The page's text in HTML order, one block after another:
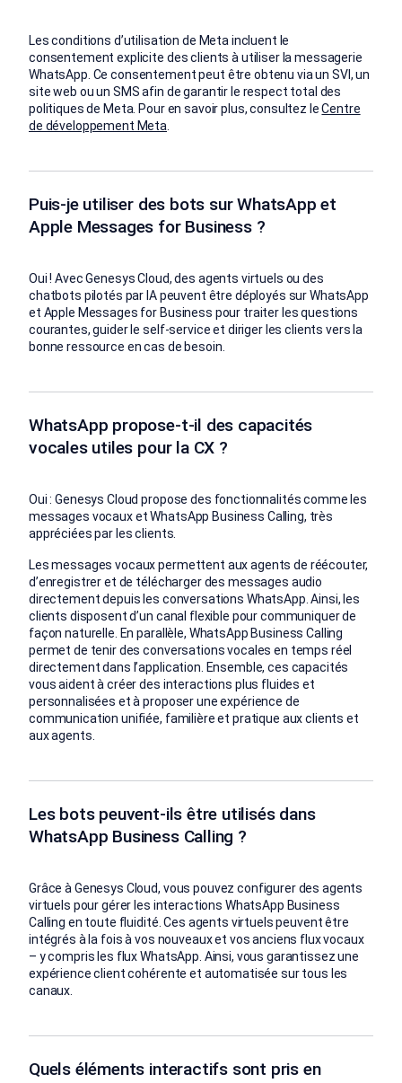
Les conditions d’utilisation de Meta incluent le
consentement explicite des clients à utiliser la messagerie
WhatsApp. Ce consentement peut être obtenu via un SVI, un
site web ou un SMS afin de garantir le respect total des
politiques de Meta. Pour en savoir plus, consultez leCentre
de développement Meta
Puis-je utiliser des bots sur WhatsApp et
Apple Messages for Business ?
Oui ! Avec Genesys Cloud, des agents virtuels ou des
chatbots pilotés par IA peuvent être déployés sur WhatsApp
et Apple Messages for Business pour traiter les questions
courantes, guider le self-service et diriger les clients vers la
bonne ressource en cas de besoin.
WhatsApp propose‑t‑il des capacités
vocales utiles pour la CX ?
Oui : Genesys Cloud propose des fonctionnalités comme les
messages vocaux et WhatsApp Business Calling, très
appréciées par les clients.
Les messages vocaux permettent aux agents de réécouter,
d’enregistrer et de télécharger des messages audio
directement depuis les conversations WhatsApp. Ainsi, les
clients disposent d’un canal flexible pour communiquer de
façon naturelle. En parallèle, WhatsApp Business Calling
permet de tenir des conversations vocales en temps réel
directement dans l’application. Ensemble, ces capacités
vous aident à créer des interactions plus fluides et
personnalisées et à proposer une expérience de
communication unifiée, familière et pratique aux clients et
aux agents.
Les bots peuvent-ils être utilisés dans
WhatsApp Business Calling ?
Grâce à Genesys Cloud, vous pouvez configurer des agents
virtuels pour gérer les interactions WhatsApp Business
Calling en toute fluidité. Ces agents virtuels peuvent être
intégrés à la fois à vos nouveaux et vos anciens flux vocaux
– y compris les flux WhatsApp. Ainsi, vous garantissez une
expérience client cohérente et automatisée sur tous les
canaux.
Quels éléments interactifs sont pris en